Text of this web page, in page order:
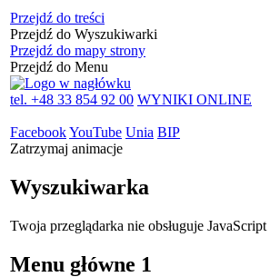
Przejdź do treści
Przejdź do Wyszukiwarki
Przejdź do mapy strony
Przejdź do Menu
tel. +48 33 854 92 00 WYNIKI ONLINE
FacebookYouTube Unia BIP
Zatrzymaj animacje
Wyszukiwarka
Twoja przeglądarka nie obsługuje JavaScript
Menu główne 1